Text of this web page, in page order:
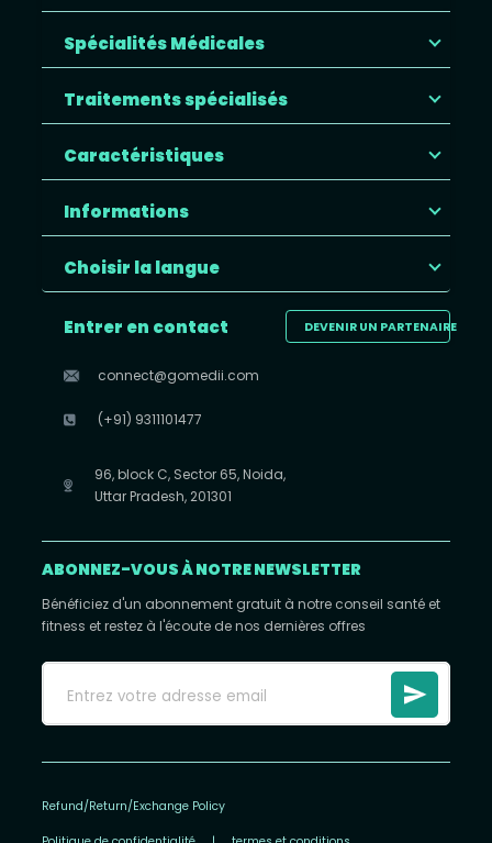
Spécialités Médicales
Traitements spécialisés
Caractéristiques
Informations
Choisir la langue
DEVENIR UN PARTENAIRE
Entrer en contact
connect@gomedii.com
(+91) 9311101477
96, block C, Sector 65, Noida,
Uttar Pradesh, 201301
ABONNEZ-VOUS À NOTRE NEWSLETTER
Bénéficiez d'un abonnement gratuit à notre conseil santé et
fitness et restez à l'écoute de nos dernières offres
Refund/Return/Exchange Policy